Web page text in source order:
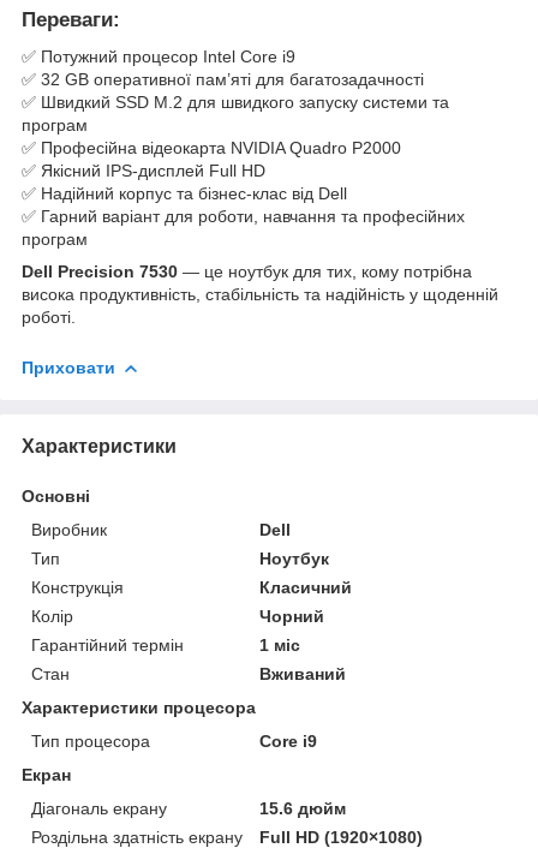
Переваги:
✅ Потужний процесор Intel Core i9
✅ 32 GB оперативної пам’яті для багатозадачності
✅ Швидкий SSD M.2 для швидкого запуску системи та
програм
✅ Професійна відеокарта NVIDIA Quadro P2000
✅ Якісний IPS-дисплей Full HD
✅ Надійний корпус та бізнес-клас від Dell
✅ Гарний варіант для роботи, навчання та професійних
програм
Dell Precision 7530 — це ноутбук для тих, кому потрібна
висока продуктивність, стабільність та надійність у щоденній
роботі.
Приховати
Характеристики
Основні
Виробник
Dell
Тип
Ноутбук
Конструкція
Класичний
Колір
Чорний
Гарантійний термін
1 міс
Стан
Вживаний
Характеристики процесора
Тип процесора
Core i9
Екран
Діагональ екрану
15.6 дюйм
Роздільна здатність екрану
Full HD (1920×1080)